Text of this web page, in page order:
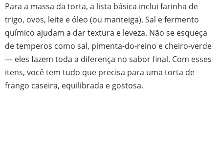
Para a massa da torta, a lista básica inclui farinha de
trigo, ovos, leite e óleo (ou manteiga). Sal e fermento
químico ajudam a dar textura e leveza. Não se esqueça
de temperos como sal, pimenta-do-reino e cheiro-verde
— eles fazem toda a diferença no sabor final. Com esses
itens, você tem tudo que precisa para uma torta de
frango caseira, equilibrada e gostosa.